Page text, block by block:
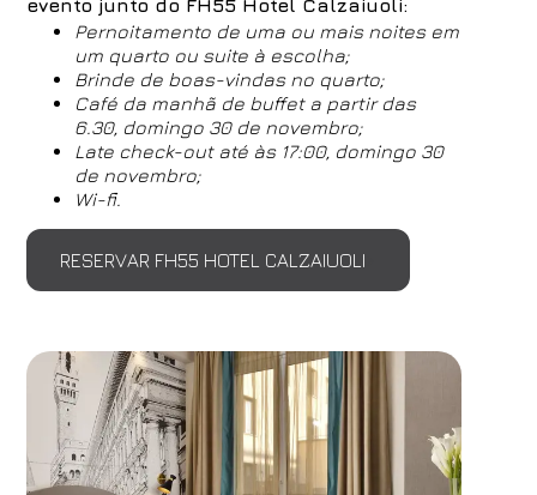
05/ 08 /2026 06/08 /2026
Quartos Adultos
2
Crianças
0
Código de Desconto
Alterar / cancelar reserva
evento junto do FH55 Hotel Calzaiuoli:
Pernoitamento de uma ou mais noites em
um quarto ou suite à escolha;
Brinde de boas-vindas no quarto;
Café da manhã de buffet a partir das
6.30, domingo 30 de novembro;
Late check-out até às 17:00, domingo 30
de novembro;
Wi-fi.
RESERVAR FH55 HOTEL CALZAIUOLI